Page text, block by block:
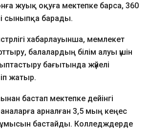
жуық оқуға мектепке барса, 360
сыныпқа барады.
хабарлауынша, мемлекет
балалардың білім алуы үшін
бағытында жүйелі
жатыр.
бастап мектепке дейінгі
арналған 3,5 мың кеңес
бастайды. Колледждерде